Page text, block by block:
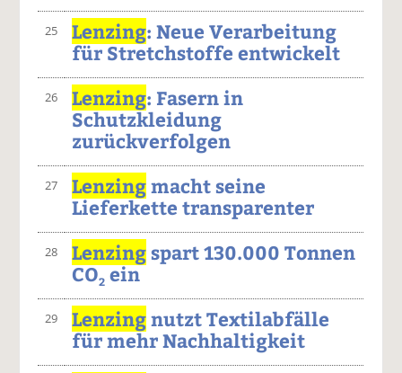
25 Lenzing: Neue Verarbeitung
für Stretchstoffe entwickelt
26 Lenzing: Fasern in
Schutzkleidung
zurückverfolgen
27 Lenzingmacht seine
Lieferkette transparenter
28 Lenzingspart 130.000 Tonnen
CO2ein
29 Lenzingnutzt Textilabfälle
für mehr Nachhaltigkeit